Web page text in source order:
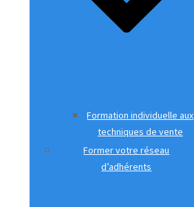
Formation individuelle aux
techniques de vente
Former votre réseau
d’adhérents